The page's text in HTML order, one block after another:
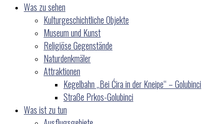
Was zu sehen
Kulturgeschichtliche Objekte
Museum und Kunst
Religiöse Gegenstände
Naturdenkmäler
Attraktionen
Kegelbahn „Bei Ćira in der Kneipe“ – Golubinci
Straße Prkos-Golubinci
Was ist zu tun